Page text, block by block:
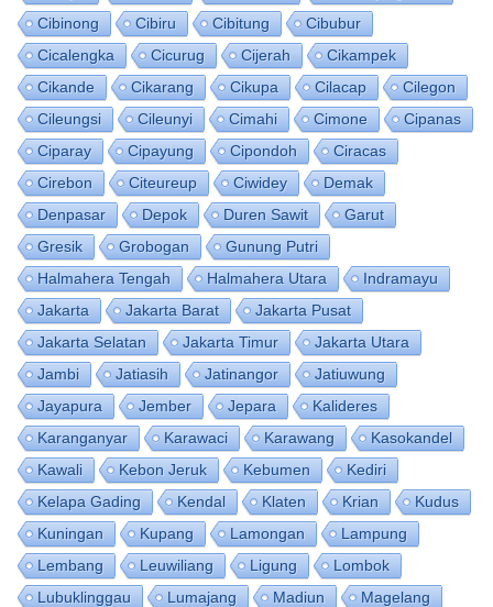
Cibinong
Cibiru Cibitung
Cibubur
Cicalengka
Cicurug Cijerah
Cikampek
Cikande
Cikarang Cikupa Cilacap
Cilegon
Cileungsi
Cileunyi Cimahi Cimone
Cipanas
Ciparay
Cipayung Cipondoh
Ciracas
Cirebon
Citeureup Ciwidey
Demak
Denpasar
Depok Duren Sawit
Garut
Gresik
Grobogan
Gunung Putri
Halmahera Tengah
Halmahera Utara
Indramayu
Jakarta
Jakarta Barat
Jakarta Pusat
Jakarta Selatan
Jakarta Timur
Jakarta Utara
Jambi
Jatiasih Jatinangor
Jatiuwung
Jayapura
Jember Jepara
Kalideres
Karanganyar
Karawaci Karawang
Kasokandel
Kawali
Kebon Jeruk Kebumen
Kediri
Kelapa Gading
Kendal Klaten Krian
Kudus
Kuningan
Kupang Lamongan
Lampung
Lembang
Leuwiliang Ligung
Lombok
Lubuklinggau
Lumajang Madiun
Magelang